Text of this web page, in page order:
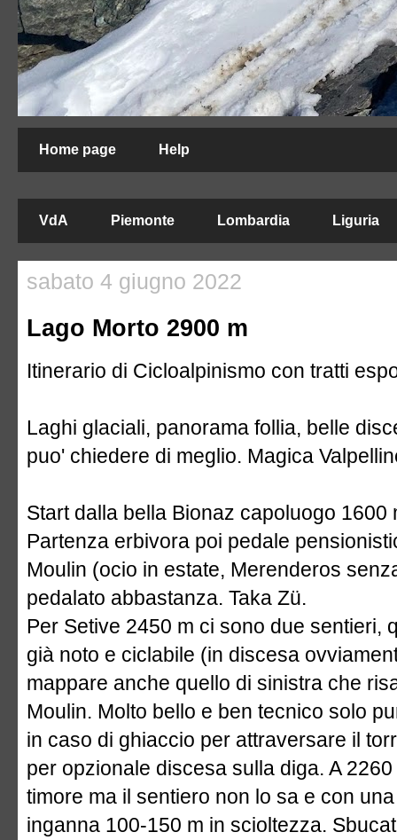
Home page Help
VdA Piemonte Lombardia Liguria
sabato 4 giugno 2022
Lago Morto 2900 m
Itinerario di Cicloalpinismo con tratti
Laghi glaciali, panorama follia, belle
puo' chiedere di meglio. Magica
Start dalla bella Bionaz capoluogo
Partenza erbivora poi pedale
Moulin (ocio in estate, Merenderos
pedalato abbastanza. Taka Zü.
Per Setive 2450 m ci sono due sentieri,
già noto e ciclabile (in discesa
mappare anche quello di sinistra che
Moulin. Molto bello e ben tecnico solo
in caso di ghiaccio per attraversare il
per opzionale discesa sulla diga. A
timore ma il sentiero non lo sa e con
inganna 100-150 m in scioltezza.